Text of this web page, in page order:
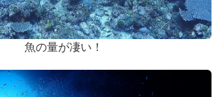
魚の量が凄い！